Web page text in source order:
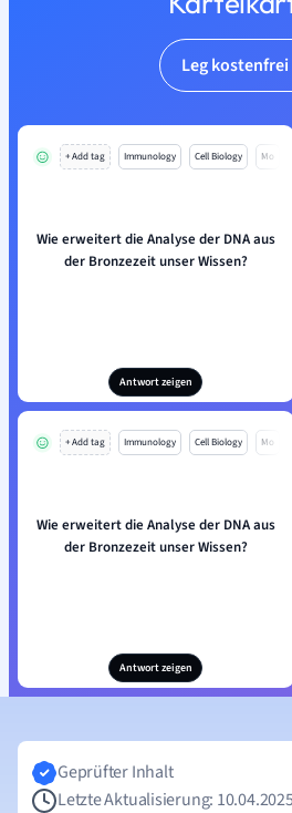
Leg
+ Add tag Immunology Cell Biology Mo
Wie erweitert die Analyse der DNA aus
der Bronzezeit unser Wissen?
Antwort zeigen
+ Add tag Immunology Cell Biology Mo
Wie erweitert die Analyse der DNA aus
der Bronzezeit unser Wissen?
Antwort zeigen
Geprüfter Inhalt
Letzte Aktualisierung: